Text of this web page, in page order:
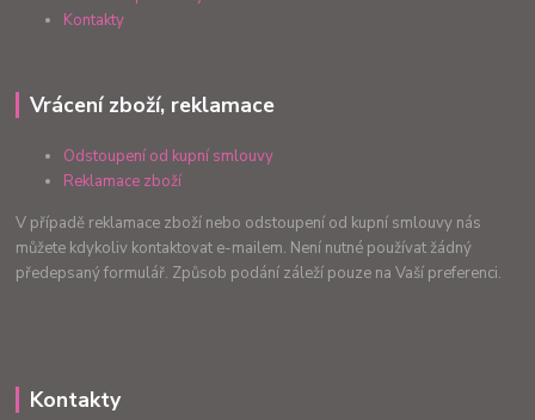
Kontakty
Vrácení zboží, reklamace
Odstoupení od kupní smlouvy
Reklamace zboží
V případě reklamace zboží nebo odstoupení od kupní smlouvy nás
můžete kdykoliv kontaktovat e-mailem. Není nutné používat žádný
předepsaný formulář. Způsob podání záleží pouze na Vaší preferenci.
Kontakty